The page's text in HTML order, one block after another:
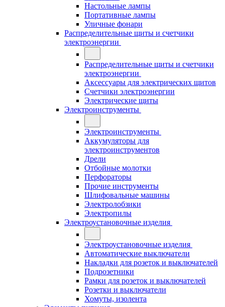
Настольные лампы
Портативные лампы
Уличные фонари
Распределительные щиты и счетчики
электроэнергии
Распределительные щиты и счетчики
электроэнергии
Аксессуары для электрических щитов
Счетчики электроэнергии
Электрические щиты
Электроинструменты
Электроинструменты
Аккумуляторы для
электроинструментов
Дрели
Отбойные молотки
Перфораторы
Прочие инструменты
Шлифовальные машины
Электролобзики
Электропилы
Электроустановочные изделия
Электроустановочные изделия
Автоматические выключатели
Накладки для розеток и выключателей
Подрозетники
Рамки для розеток и выключателей
Розетки и выключатели
Хомуты, изолента